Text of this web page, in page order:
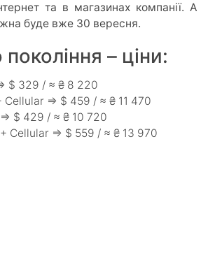
та в магазинах компанії. А
буде вже 30 вересня.
– ціни:
$ 329 / ≈ ₴ 8 220
=> $ 459 / ≈ ₴ 11 470
$ 429 / ≈ ₴ 10 720
Cellular => $ 559 / ≈ ₴ 13 970